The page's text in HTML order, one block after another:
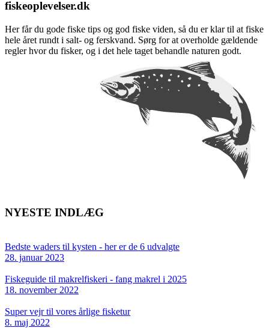
fiskeoplevelser.dk
Her får du gode fiske tips og god fiske viden, så du er klar til at fiske
hele året rundt i salt- og ferskvand. Sørg for at overholde gældende
regler hvor du fisker, og i det hele taget behandle naturen godt.
NYESTE INDLÆG
Bedste waders til kysten - her er de 6 udvalgte
28. januar 2023
Fiskeguide til makrelfiskeri - fang makrel i 2025
18. november 2022
Super vejr til vores årlige fisketur
8. maj 2022